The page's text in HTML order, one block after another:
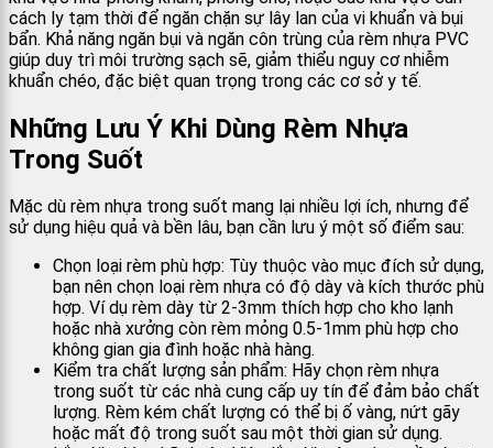
cách ly tạm thời để ngăn chặn sự lây lan của vi khuẩn và bụi
bẩn. Khả năng ngăn bụi và ngăn côn trùng của rèm nhựa PVC
giúp duy trì môi trường sạch sẽ, giảm thiểu nguy cơ nhiễm
khuẩn chéo, đặc biệt quan trọng trong các cơ sở y tế.
Những Lưu Ý Khi Dùng Rèm Nhựa
Trong Suốt
Mặc dù rèm nhựa trong suốt mang lại nhiều lợi ích, nhưng để
sử dụng hiệu quả và bền lâu, bạn cần lưu ý một số điểm sau:
Chọn loại rèm phù hợp: Tùy thuộc vào mục đích sử dụng,
bạn nên chọn loại rèm nhựa có độ dày và kích thước phù
hợp. Ví dụ rèm dày từ 2-3mm thích hợp cho kho lạnh
hoặc nhà xưởng còn rèm mỏng 0.5-1mm phù hợp cho
không gian gia đình hoặc nhà hàng.
Kiểm tra chất lượng sản phẩm: Hãy chọn rèm nhựa
trong suốt từ các nhà cung cấp uy tín để đảm bảo chất
lượng. Rèm kém chất lượng có thể bị ố vàng, nứt gãy
hoặc mất độ trong suốt sau một thời gian sử dụng.